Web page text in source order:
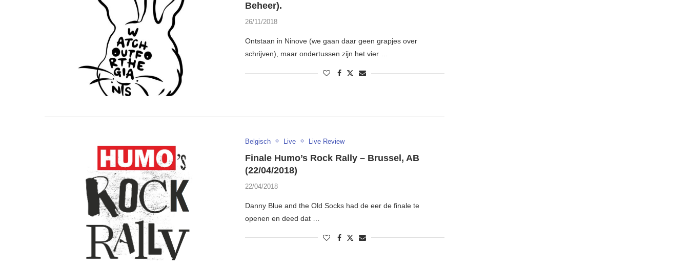
Beheer).
26/11/2018
Ontstaan in Ninove (we gaan daar geen grapjes over
schrijven), maar ondertussen zijn het vier …
Belgisch Live Live Review
Finale Humo’s Rock Rally – Brussel, AB
(22/04/2018)
22/04/2018
Danny Blue and the Old Socks had de eer de finale te
openen en deed dat …